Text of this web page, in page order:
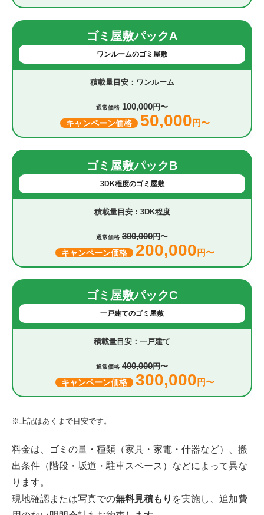
ゴミ屋敷パックA
ワンルームのゴミ屋敷
ワンルーム
通常価格 100,000円〜
キャンペーン価格 50,000 円〜
ゴミ屋敷パックB
3DK程度のゴミ屋敷
3DK程度
通常価格 300,000円〜
キャンペーン価格 200,000 円〜
ゴミ屋敷パックC
一戸建てのゴミ屋敷
一戸建て
通常価格 400,000円〜
キャンペーン価格 300,000 円〜
※上記はあくまで目安です。
料金は、ゴミの量・種類（家具・家電・什器など）、搬
出条件（階段・坂道・駐車スペース）などによって異な
ります。
現地確認または写真での無料見積もり を実施し、追加費